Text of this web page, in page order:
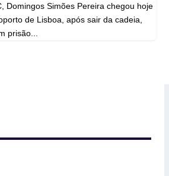
Domingos Simões Pereira chegou hoje
de Lisboa, após sair da cadeia,
prisão...